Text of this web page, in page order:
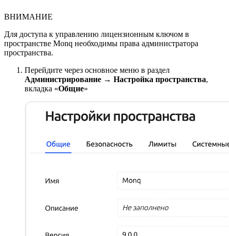
ВНИМАНИЕ
Для доступа к управлению лицензионным ключом в
пространстве Monq необходимы права администратора
пространства.
Перейдите через основное меню в раздел
Администрирование → Настройка пространства,
вкладка «Общие»